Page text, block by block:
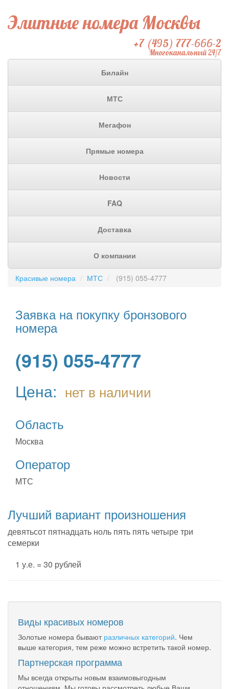
Элитные номера Москвы
+7 (495) 777-666-2
Многоканальный 24/7
Билайн
МТС
Мегафон
Прямые номера
Новости
FAQ
Доставка
О компании
Красивые номера МТС (915) 055-4777
Заявка на покупку бронзового
номера
(915) 055-4777
Цена: нет в наличии
Область
Москва
Оператор
МТС
Лучший вариант произношения
девятьсот пятнадцать ноль пять пять четыре три
семерки
1 у.е. = 30 рублей
Виды красивых номеров
Золотые номера бывают различных категорий. Чем
выше категория, тем реже можно встретить такой номер.
Партнерская программа
Мы всегда открыты новым взаимовыгодным